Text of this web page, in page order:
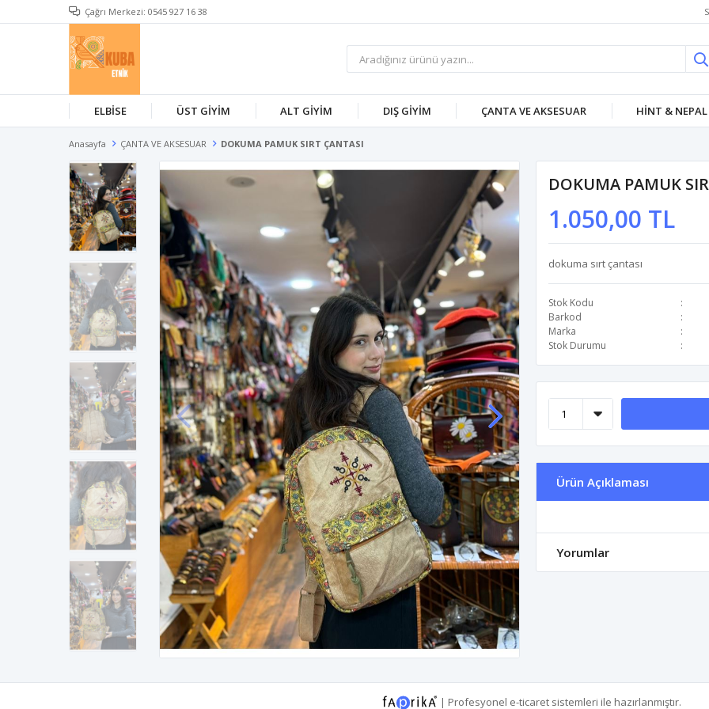
Çağrı Merkezi: 0545 927 16 38
ELBİSE ÜST GİYİM ALT GİYİM DIŞ GİYİM ÇANTA VE AKSESUAR HİNT & NEPAL
Anasayfa ÇANTA VE AKSESUAR DOKUMA PAMUK SIRT ÇANTASI
DOKUMA PAMUK
1.050,00 TL
dokuma sırt çantası
Stok Kodu
Barkod
Marka
Stok Durumu
Ürün Açıklaması
Yorumlar
| Profesyonel e-ticaret sistemleri ile hazırlanmıştır.